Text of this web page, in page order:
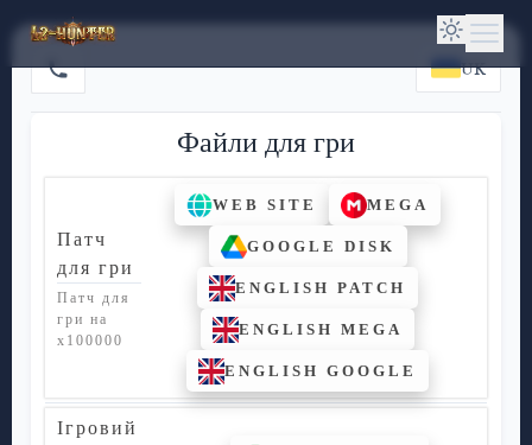
UK
Файли для гри
Патч
для гри
Патч для
гри на
х100000
WEB SITE MEGA
GOOGLE DISK
ENGLISH PATCH
ENGLISH MEGA
ENGLISH GOOGLE
Ігровий